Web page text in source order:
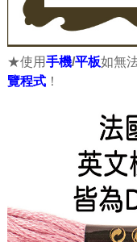
★使用手機/平板如無
覽程式！